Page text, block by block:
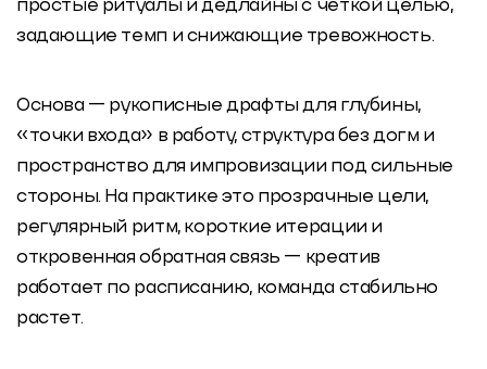
простые ритуалы и дедлайны с четкой целью,
задающие темп и снижающие тревожность.
Основа — рукописные драфты для глубины,
«точки входа» в работу, структура без догм и
пространство для импровизации под сильные
стороны. На практике это прозрачные цели,
регулярный ритм, короткие итерации и
откровенная обратная связь — креатив
работает по расписанию, команда стабильно
растет.